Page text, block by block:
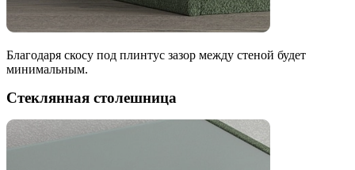
Благодаря скосу под плинтус зазор между стеной будет
минимальным.
Стеклянная столешница